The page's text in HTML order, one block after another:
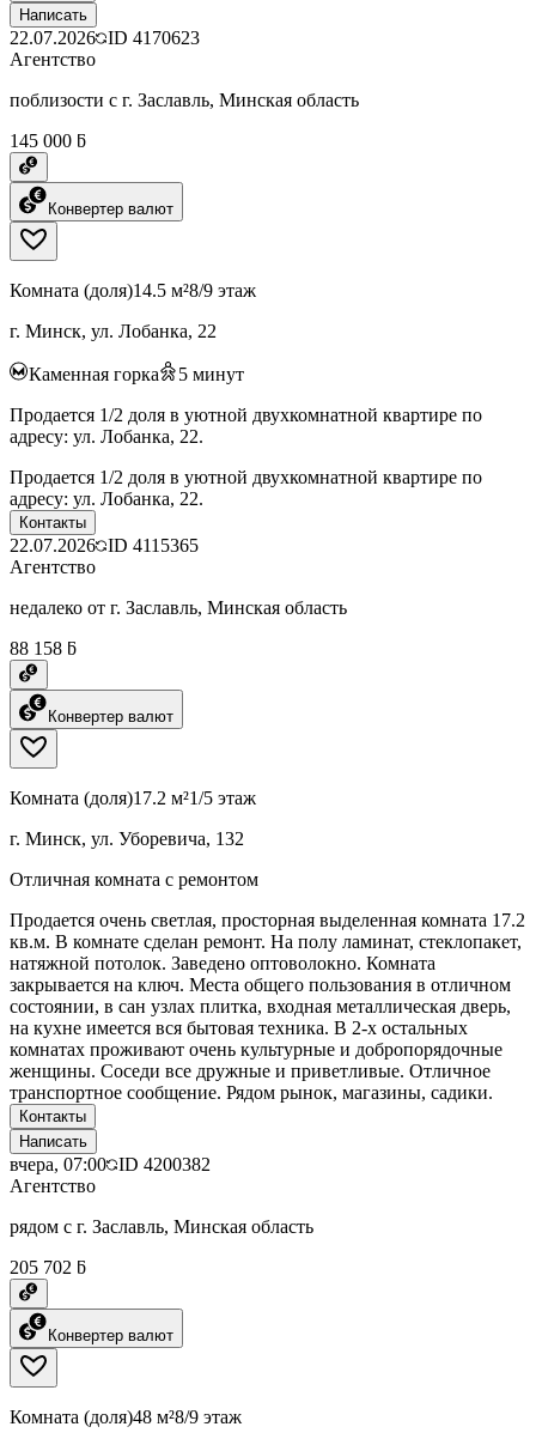
Написать
22.07.2026 ID 4170623
Агентство
поблизости с г. Заславль, Минская область
145 000 ƃ
Конвертер валют
Комната (доля)14.5 м²8/9 этаж
г. Минск, ул. Лобанка, 22
Каменная горка 5 минут
Продается 1/2 доля в уютной двухкомнатной квартире по
адресу: ул. Лобанка, 22.
Продается 1/2 доля в уютной двухкомнатной квартире по
адресу: ул. Лобанка, 22.
Контакты
22.07.2026 ID 4115365
Агентство
недалеко от г. Заславль, Минская область
88 158 ƃ
Конвертер валют
Комната (доля)17.2 м²1/5 этаж
г. Минск, ул. Уборевича, 132
Отличная комната с ремонтом
Продается очень светлая, просторная выделенная комната 17.2
кв.м. В комнате сделан ремонт. На полу ламинат, стеклопакет,
натяжной потолок. Заведено оптоволокно. Комната
закрывается на ключ. Места общего пользования в отличном
состоянии, в сан узлах плитка, входная металлическая дверь,
на кухне имеется вся бытовая техника. В 2-х остальных
комнатах проживают очень культурные и добропорядочные
женщины. Соседи все дружные и приветливые. Отличное
транспортное сообщение. Рядом рынок, магазины, садики.
Контакты
Написать
вчера, 07:00 ID 4200382
Агентство
рядом с г. Заславль, Минская область
205 702 ƃ
Конвертер валют
Комната (доля)48 м²8/9 этаж